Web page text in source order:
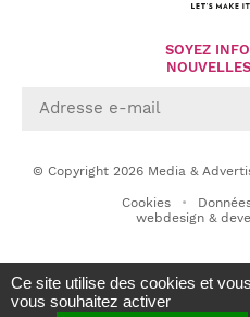
SOYEZ
© Copyright 2026 Media &
Cookies
webdesign &
Ce site utilise des cookies et
vous souhaitez activer